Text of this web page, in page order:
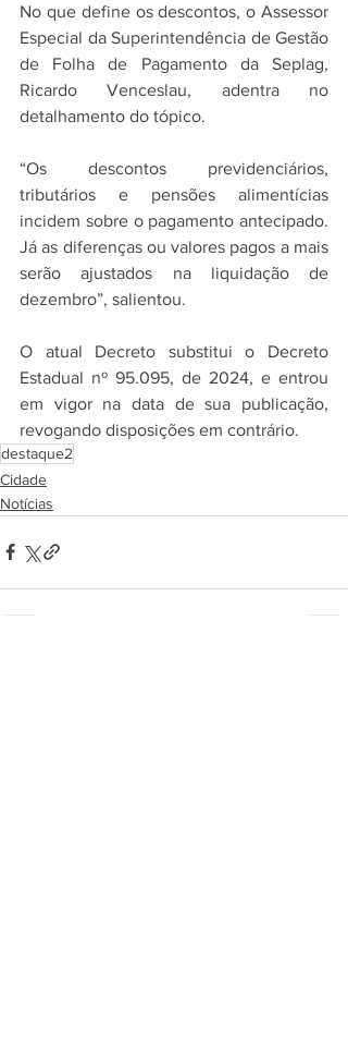
No que define os descontos, o Assessor
Especial da Superintendência de Gestão
de Folha de Pagamento da Seplag,
Ricardo Venceslau, adentra no
detalhamento do tópico.
“Os descontos previdenciários,
tributários e pensões alimentícias
incidem sobre o pagamento antecipado.
Já as diferenças ou valores pagos a mais
serão ajustados na liquidação de
dezembro”, salientou.
O atual Decreto substitui o Decreto
Estadual nº 95.095, de 2024, e entrou
em vigor na data de sua publicação,
revogando disposições em contrário.
destaque2
Cidade
Notícias